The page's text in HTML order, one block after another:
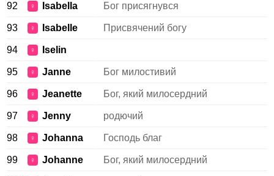
92 ♀ Isabella Бог присягнувся
93 ♀ Isabelle Присвячений богу
94 ♀ Iselin
95 ♀ Janne Бог милостивий
96 ♀ Jeanette Бог, який милосердний
97 ♀ Jenny родючий
98 ♀ Johanna Господь благ
99 ♀ Johanne Бог, який милосердний